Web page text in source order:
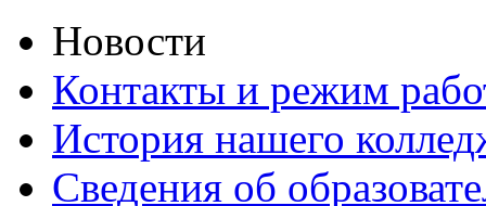
Новости
Контакты и режим
История нашего
Сведения об